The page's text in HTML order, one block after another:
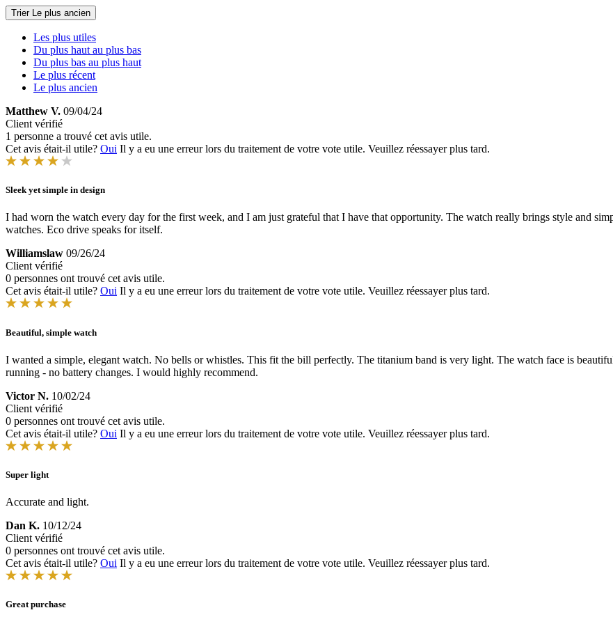
Trier Le plus ancien
Les plus utiles
Du plus haut au plus bas
Du plus bas au plus haut
Le plus récent
Le plus ancien
Matthew V. 09/04/24
Client vérifié
1 personne a trouvé cet avis utile.
Cet avis était-il utile? Oui Il y a eu une erreur lors du traitement de votre vote utile. Veuillez réessayer plus tard.
Sleek yet simple in design
I had worn the watch every day for the first week, and I am just grateful that I have that opportunity. The watch really brings style and
watches. Eco drive speaks for itself.
Williamslaw 09/26/24
Client vérifié
0 personnes ont trouvé cet avis utile.
Cet avis était-il utile? Oui Il y a eu une erreur lors du traitement de votre vote utile. Veuillez réessayer plus tard.
Beautiful, simple watch
I wanted a simple, elegant watch. No bells or whistles. This fit the bill perfectly. The titanium band is very light. The watch face is
running - no battery changes. I would highly recommend.
Victor N. 10/02/24
Client vérifié
0 personnes ont trouvé cet avis utile.
Cet avis était-il utile? Oui Il y a eu une erreur lors du traitement de votre vote utile. Veuillez réessayer plus tard.
Super light
Accurate and light.
Dan K. 10/12/24
Client vérifié
0 personnes ont trouvé cet avis utile.
Cet avis était-il utile? Oui Il y a eu une erreur lors du traitement de votre vote utile. Veuillez réessayer plus tard.
Great purchase